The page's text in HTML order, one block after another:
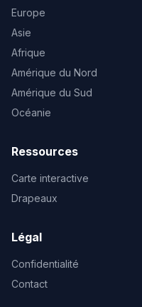
Europe
Asie
Afrique
Amérique du Nord
Amérique du Sud
Océanie
Ressources
Carte interactive
Drapeaux
Légal
Confidentialité
Contact